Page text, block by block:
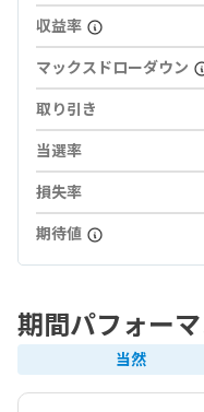
収益率
マックスドローダウン
取り引き
当選率
損失率
期待値
期間パフォー
当然